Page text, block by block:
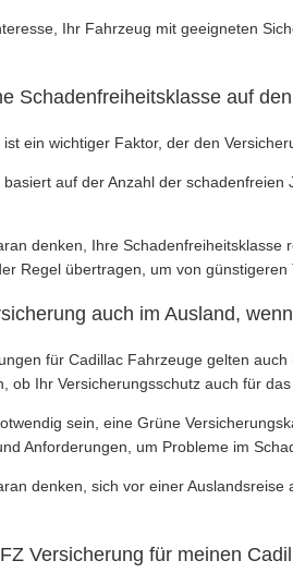
Ihr Fahrzeug mit geeigneten
Schadenfreiheitsklasse auf
ein wichtiger Faktor, der den
auf der Anzahl der
denken, Ihre
Regel übertragen, um von günstigeren
auch im Ausland,
für Cadillac Fahrzeuge gelten
ob Ihr Versicherungsschutz auch für
sein, eine Grüne
Anforderungen, um Probleme im
denken, sich vor einer
Versicherung für meinen